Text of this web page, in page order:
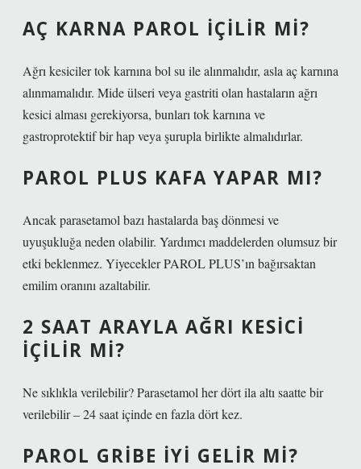
AÇ KARNA PAROL IÇILIR MI?
Ağrı kesiciler tok karnına bol su ile alınmalıdır, asla aç karnına
alınmamalıdır. Mide ülseri veya gastriti olan hastaların ağrı
kesici alması gerekiyorsa, bunları tok karnına ve
gastroprotektif bir hap veya şurupla birlikte almalıdırlar.
PAROL PLUS KAFA YAPAR MI?
Ancak parasetamol bazı hastalarda baş dönmesi ve
uyuşukluğa neden olabilir. Yardımcı maddelerden olumsuz bir
etki beklenmez. Yiyecekler PAROL PLUS’ın bağırsaktan
emilim oranını azaltabilir.
2 SAAT ARAYLA AĞRI KESICI
IÇILIR MI?
Ne sıklıkla verilebilir? Parasetamol her dört ila altı saatte bir
verilebilir – 24 saat içinde en fazla dört kez.
PAROL GRIBE IYI GELIR MI?